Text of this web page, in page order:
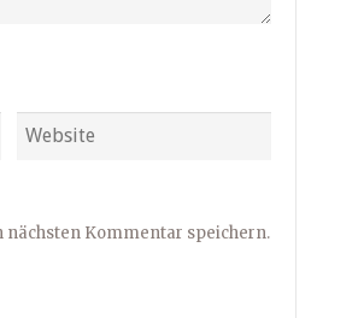
nächsten Kommentar speichern.